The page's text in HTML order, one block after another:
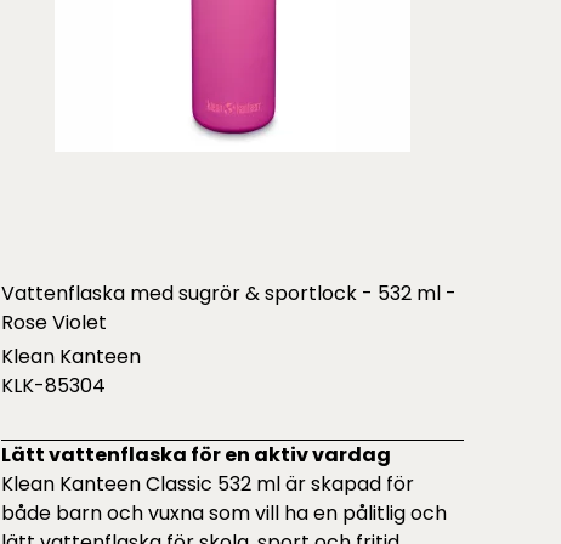
Vattenflaska med sugrör & sportlock - 532 ml -
Rose Violet
Klean Kanteen
KLK-85304
Lätt vattenflaska för en aktiv vardag
Klean Kanteen Classic 532 ml är skapad för
både barn och vuxna som vill ha en pålitlig och